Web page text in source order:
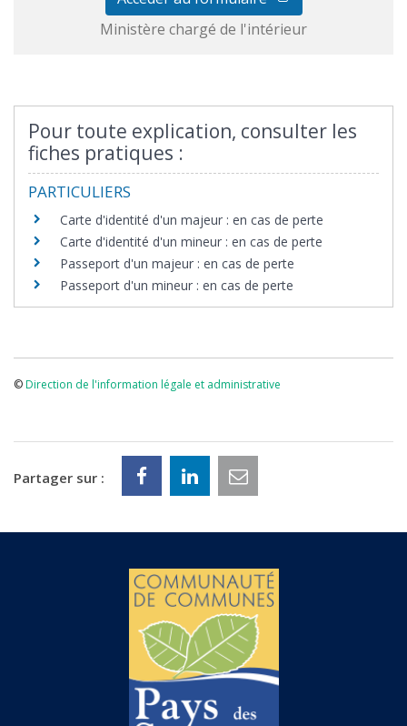
Ministère chargé de l'intérieur
Pour toute explication, consulter les
fiches pratiques :
PARTICULIERS
Carte d'identité d'un majeur : en cas de perte
Carte d'identité d'un mineur : en cas de perte
Passeport d'un majeur : en cas de perte
Passeport d'un mineur : en cas de perte
©Direction de l'information légale et administrative
Partager sur :